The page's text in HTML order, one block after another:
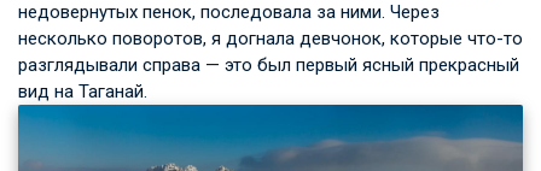
недовернутых пенок, последовала за ними. Через
несколько поворотов, я догнала девчонок, которые что-то
разглядывали справа — это был первый ясный прекрасный
вид на Таганай.